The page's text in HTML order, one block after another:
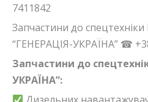
7411842
Запчастини до
“ГЕНЕРАЦІЯ-УКРАЇНА” ☎
Запчастини до
УКРАЇНА”: